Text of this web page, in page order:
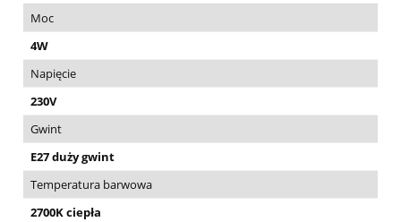
Moc
4W
Napięcie
230V
Gwint
E27 duży gwint
Temperatura barwowa
2700K ciepła